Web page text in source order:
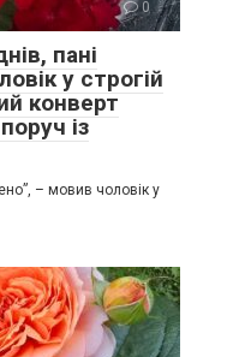
0
пані
у строгій
конверт
із
– мовив чоловік у